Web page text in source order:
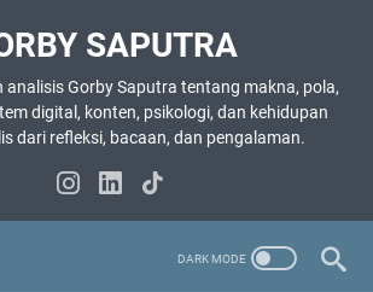
SAPUTRA
analisis Gorby Saputra tentang makna, pola,
digital, konten, psikologi, dan kehidupan
dari refleksi, bacaan, dan pengalaman.